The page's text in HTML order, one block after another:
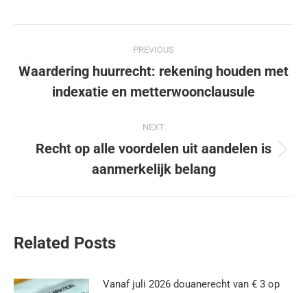
PREVIOUS
Waardering huurrecht: rekening houden met
indexatie en metterwoonclausule
NEXT
Recht op alle voordelen uit aandelen is
aanmerkelijk belang
Related Posts
Vanaf juli 2026 douanerecht van € 3 op